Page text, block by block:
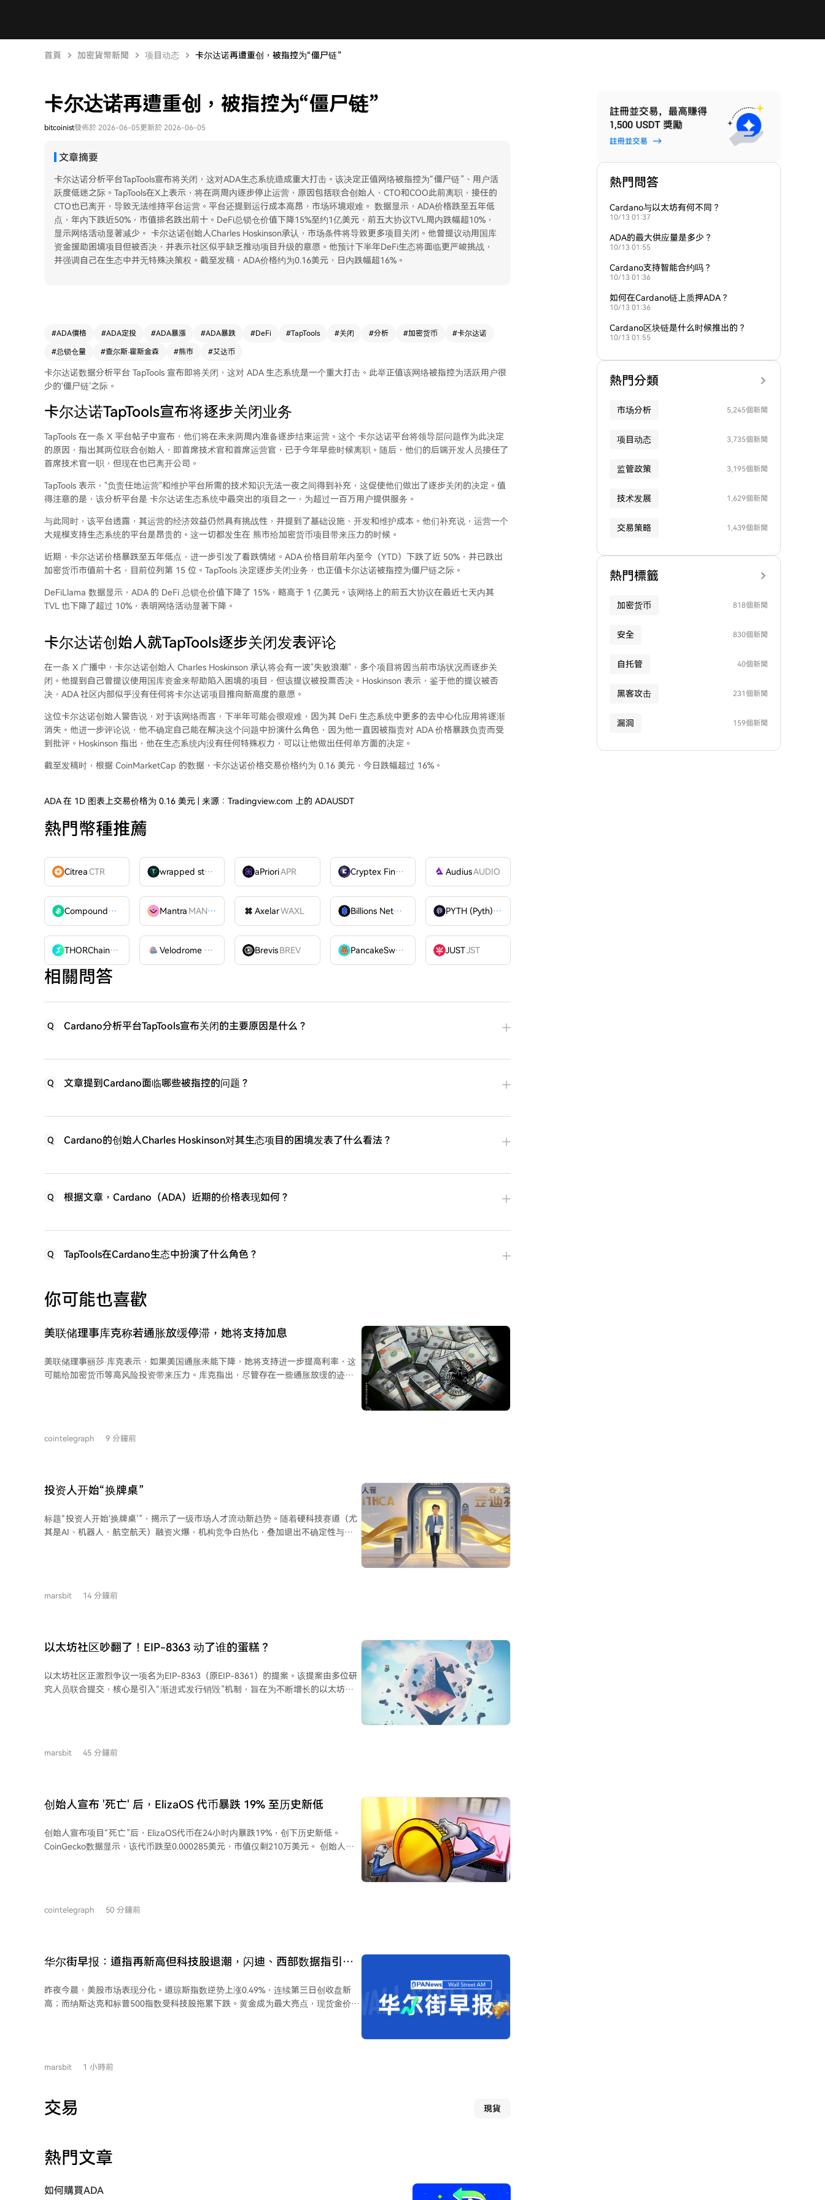
首頁 加密貨幣新聞 项目动态 卡尔达诺再遭重创，被指控为“僵尸链”
卡尔达诺再遭重创，被指控为“僵尸链”
bitcoinist發佈於 2026-06-05更新於 2026-06-05
文章摘要
卡尔达诺分析平台TapTools宣布将关闭，这对ADA生态系统造成重大打击。该决定正值网络被指控为“僵尸链”、用户活
跃度低迷之际。TapTools在X上表示，将在两周内逐步停止运营，原因包括联合创始人、CTO和COO此前离职，接任的
CTO也已离开，导致无法维持平台运营。平台还提到运行成本高昂，市场环境艰难。 数据显示，ADA价格跌至五年低
点，年内下跌近50%，市值排名跌出前十。DeFi总锁仓价值下降15%至约1亿美元，前五大协议TVL周内跌幅超10%，
显示网络活动显著减少。 卡尔达诺创始人Charles Hoskinson承认，市场条件将导致更多项目关闭。他曾提议动用国库
资金援助困境项目但被否决，并表示社区似乎缺乏推动项目升级的意愿。他预计下半年DeFi生态将面临更严峻挑战，
并强调自己在生态中并无特殊决策权。截至发稿，ADA价格约为0.16美元，日内跌幅超16%。
#ADA價格 #ADA定投 #ADA暴漲 #ADA暴跌 #DeFi #TapTools #关闭 #分析 #加密货币 #卡尔达诺
#总锁仓量 #查尔斯·霍斯金森 #熊市 #艾达币
卡尔达诺数据分析平台 TapTools 宣布即将关闭，这对 ADA 生态系统是一个重大打击。此举正值该网络被指控为活跃用户很
少的‘僵尸链’之际。
卡尔达诺TapTools宣布将逐步关闭业务
TapTools 在一条 X 平台帖子中宣布，他们将在未来两周内准备逐步结束运营。这个 卡尔达诺平台将领导层问题作为此决定
的原因，指出其两位联合创始人，即首席技术官和首席运营官，已于今年早些时候离职。随后，他们的后端开发人员接任了
首席技术官一职，但现在也已离开公司。
TapTools 表示，"负责任地运营"和维护平台所需的技术知识无法一夜之间得到补充，这促使他们做出了逐步关闭的决定。值
得注意的是，该分析平台是 卡尔达诺生态系统中最突出的项目之一，为超过一百万用户提供服务。
与此同时，该平台透露，其运营的经济效益仍然具有挑战性，并提到了基础设施、开发和维护成本。他们补充说，运营一个
大规模支持生态系统的平台是昂贵的。这一切都发生在 熊市给加密货币项目带来压力的时候。
近期， 卡尔达诺价格暴跌至五年低点，进一步引发了看跌情绪。ADA 价格目前年内至今（YTD）下跌了近 50%，并已跌出
加密货币市值前十名，目前位列第 15 位。TapTools 决定逐步关闭业务，也正值卡尔达诺被指控为僵尸链之际。
DeFiLlama 数据显示，ADA 的 DeFi 总锁仓价值下降了 15%，略高于 1 亿美元。该网络上的前五大协议在最近七天内其
TVL 也下降了超过 10%，表明网络活动显著下降。
卡尔达诺创始人就TapTools逐步关闭发表评论
在一条 X 广播中 ，卡尔达诺创始人 Charles Hoskinson 承认将会有一波"失败浪潮"，多个项目将因当前市场状况而逐步关
闭。他提到自己曾提议使用国库资金来帮助陷入困境的项目，但该提议被投票否决。Hoskinson 表示，鉴于他的提议被否
决， ADA 社区内部似乎没有任何将卡尔达诺项目推向新高度的意愿。
这位卡尔达诺创始人警告说，对于该网络而言，下半年可能会很艰难，因为其 DeFi 生态系统中更多的去中心化应用将逐渐
消失。他进一步评论说，他不确定自己能在解决这个问题中扮演什么角色，因为他一直因被指责对 ADA 价格暴跌负责而受
到批评。Hoskinson 指出，他在生态系统内没有任何特殊权力，可以让他做出任何单方面的决定。
截至发稿时，根据 CoinMarketCap 的数据 ，卡尔达诺价格交易价格约为 0.16 美元，今日跌幅超过 16%。
ADA 在 1D 图表上交易价格为 0.16 美元 | 来源：Tradingview.com 上的 ADAUSDT
熱門幣種推薦
CitreaCTR wrapped stUSDT WSTUSDTaPrioriAPR Cryptex Finance AudiusAUDIO
Compound
COMP Mantra MANTRA AxelarWAXL Billions Network PYTH (Pyth)
PYTH
THORChain
RUNE Velodrome Finance VELODROME
BrevisBREV PancakeSwap JUSTJST
相關問答
Q Cardano分析平台TapTools宣布关闭的主要原因是什么？
Q 文章提到Cardano面临哪些被指控的问题？
Q Cardano的创始人Charles Hoskinson对其生态项目的困境发表了什么看法？
Q 根据文章，Cardano（ADA）近期的价格表现如何？
Q TapTools在Cardano生态中扮演了什么角色？
你可能也喜歡
美联储理事库克称若通胀放缓停滞，她将支持加息
美联储理事丽莎·库克表示，如果美国通胀未能下降，她将支持进一步提高利率，这
可能给加密货币等高风险投资带来压力。库克指出，尽管存在一些通胀放缓的迹
得后续控制更加困难。
cointelegraph 9 分鐘前
投资人开始“换牌桌”
标题“投资人开始‘换牌桌’”，揭示了一级市场人才流动新趋势。随着硬科技赛道（尤
其是AI、机器人、航空航天）融资火爆，机构竞争白热化，叠加退出不确定性与监
面，LP出资活跃，优质项目融资节奏极快，企业急需懂资本运作的人才来应对高频
应从“判断决策”到“落地执行”的角色转换，也存在团队磨合的挑战。尽管如此，这
波潮流无疑拓宽了投资人的职业边界，反映了市场热度下人才与企业需求的新型匹
marsbit 14 分鐘前
以太坊社区吵翻了！EIP-8363 动了谁的蛋糕？
以太坊社区正激烈争议一项名为EIP-8363（原EIP-8361）的提案。该提案由多位研
究人员联合提交，核心是引入“渐进式发行销毁”机制，旨在为不断增长的以太坊质
持有者持续被新增发行稀释，削弱了原生ETH作为中立资产的竞争力。 然而，社区
（LST）与原生ETH的收益差将收窄，可能削弱其吸引力，并冲击依赖LST收益的
DeFi循环杠杆策略及整个利率体系。Aave创始人等担忧这会损害ETH作为“互联网债
厚的大型机构可能更能承受，反而加剧验证者集权风险。 该提案目前仍处于早期草
案阶段，计划在即将到来的Hegotá升级讨论中被审议。其影响深远，触及以太坊的
marsbit 45 分鐘前
创始人宣布 '死亡' 后，ElizaOS 代币暴跌 19% 至历史新低
创始人宣布项目“死亡”后，ElizaOS代币在24小时内暴跌19%，创下历史新低。
CoinGecko数据显示，该代币跌至0.000285美元，市值仅剩210万美元。 创始人肖·
币持有者提起的诉讼。该诉讼指控项目方存在虚假宣传和不当得利等行为。尽管沃
个用于构建和管理AI智能体的开源框架，最初于2024年10月以ai16z之名启动。
cointelegraph 50 分鐘前
华尔街早报：道指再新高但科技股退潮，闪迪、西部数据指引不
价
昨夜今晨，美股市场表现分化。道琼斯指数逆势上涨0.49%，连续第三日创收盘新
高；而纳斯达克和标普500指数受科技股拖累下跌。黄金成为最大亮点，现货金价大
场担忧。 存储领域，闪迪和西部数据虽财报强劲，但因下一财季指引不及市场对AI
近5%，Shopify因营收大增且指引超预期暴涨近17%。光伏企业SolarEdge因季度指
引疲软暴跌超30%。 宏观层面，美联储两位官员仍强调若通胀不降可能继续加息，
响，以及今日将公布的美国初请失业金数据。
marsbit 1 小時前
交易 現貨
熱門文章
如何購買ADA
熱門問答
Cardano与以太坊有何不同？
10/13 01:37
ADA的最大供应量是多少？
10/13 01:55
Cardano支持智能合约吗？
10/13 01:36
如何在Cardano链上质押ADA？
10/13 01:36
Cardano区块链是什么时候推出的？
10/13 01:55
熱門分類
市场分析 5,245個新聞
项目动态 3,735個新聞
监管政策 3,195個新聞
技术发展 1,629個新聞
交易策略 1,439個新聞
熱門標籤
加密货币 818個新聞
安全 830個新聞
自托管 40個新聞
黑客攻击 231個新聞
漏洞 159個新聞